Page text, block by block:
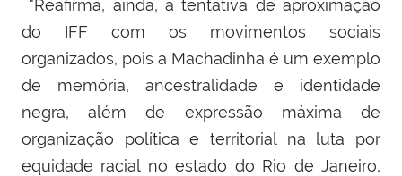
“Reafirma, ainda, a tentativa de aproximação
do IFF com os movimentos sociais
organizados, pois a Machadinha é um exemplo
de memória, ancestralidade e identidade
negra, além de expressão máxima de
organização política e territorial na luta por
equidade racial no estado do Rio de Janeiro,